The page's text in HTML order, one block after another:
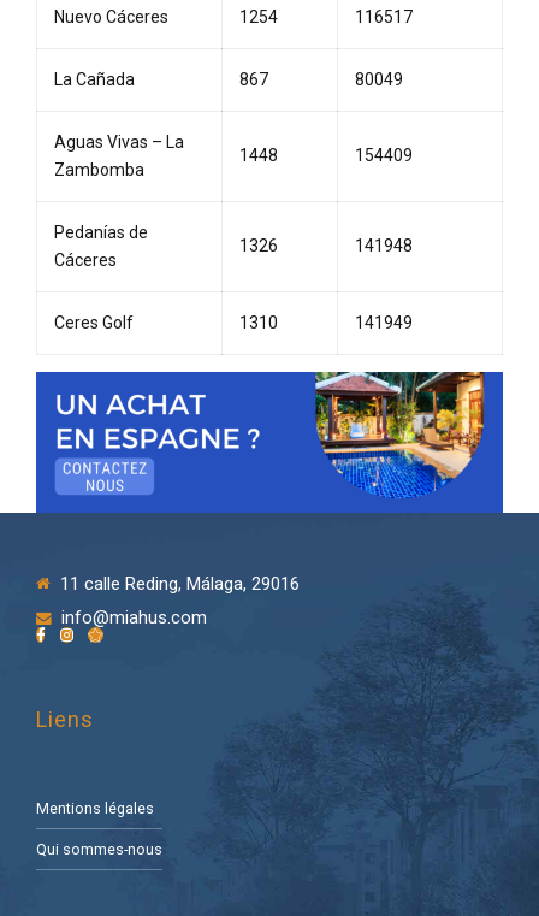
Nuevo Cáceres 1254 116517
La Cañada 867 80049
Aguas Vivas – La
Zambomba
1448 154409
Pedanías de
Cáceres
1326 141948
Ceres Golf 1310 141949
11 calle Reding, Málaga, 29016
info@miahus.com
Liens
Mentions légales
Qui sommes-nous